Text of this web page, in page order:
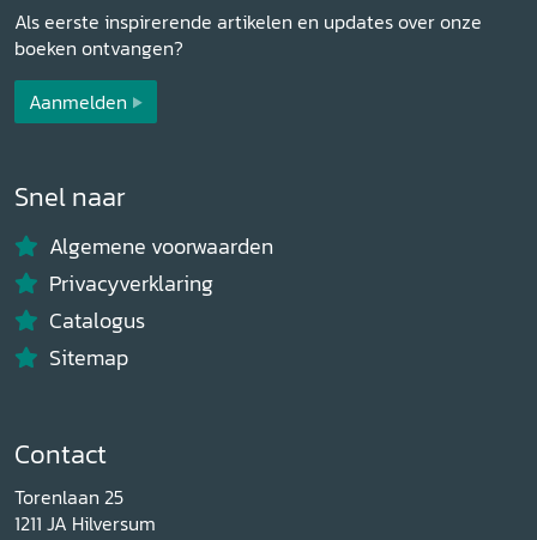
Als eerste inspirerende artikelen en updates over onze
boeken ontvangen?
Aanmelden
Snel naar
Algemene voorwaarden
Privacyverklaring
Catalogus
Sitemap
Contact
Torenlaan 25
1211 JA Hilversum